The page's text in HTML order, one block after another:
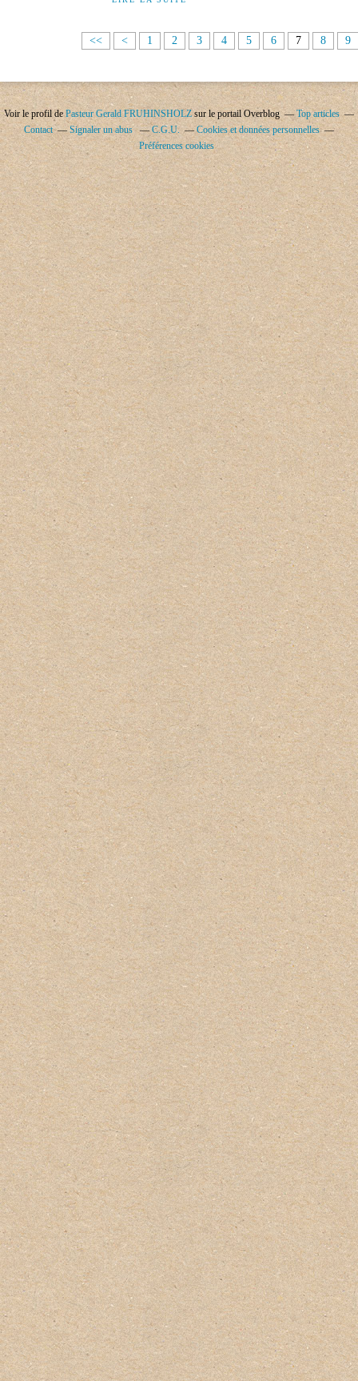
<< < 1 2 3 4 5 6 7 8 9
Voir le profil dePasteur Gerald FRUHINSHOLZsur le portail Overblog
Top articles
Contact
Signaler un abus C.G.U.
Cookies et données personnelles
Préférences cookies